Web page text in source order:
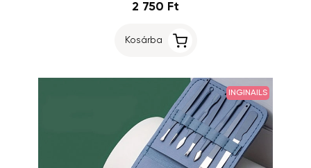
2 750 Ft
Kosárba
INGINAILS